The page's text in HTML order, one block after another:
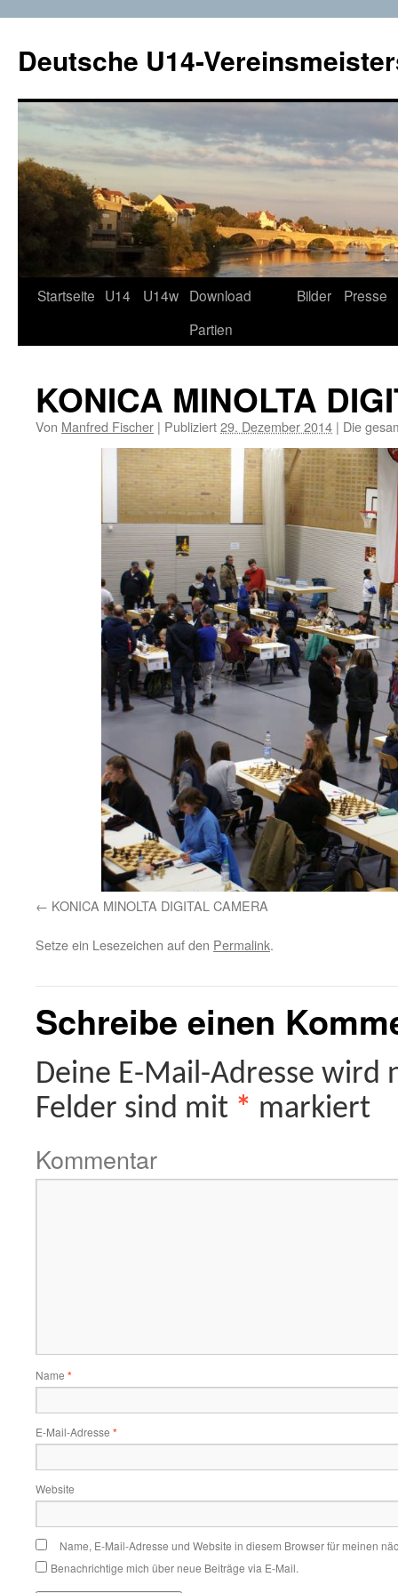
Deutsche U14-
Zum
Startseite U14 U14w Download
Partien
Bilder Presse
KONICA MINOLTA
Von Manfred Fischer | Publiziert29. Dezember 2014 | Die
KONICA MINOLTA DIGITAL CAMERA
Setze ein Lesezeichen auf den Permalink.
Schreibe einen
Deine E-Mail-Adresse
Felder sind mit * markiert
Kommentar
Name *
E-Mail-Adresse *
Website
Name, E-Mail-Adresse und Website in diesem Browser für meinen
Benachrichtige mich über neue Beiträge via E-Mail.